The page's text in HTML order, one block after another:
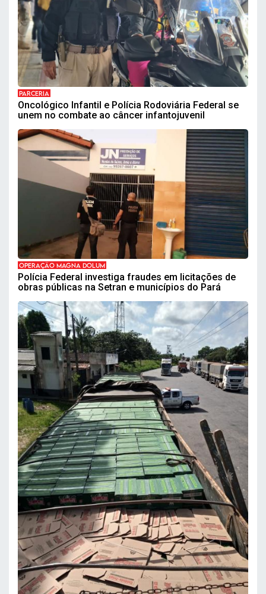
PARCERIA
Oncológico Infantil e Polícia Rodoviária Federal se
unem no combate ao câncer infantojuvenil
OPERAÇÃO MAGNA DOLUM
Polícia Federal investiga fraudes em licitações de
obras públicas na Setran e municípios do Pará